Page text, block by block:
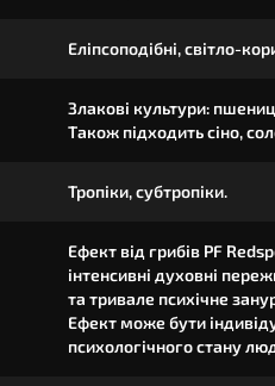
Еліпсоподібні, світло-
Злакові культури:
Також підходить сіно,
Тропіки, субтропіки.
Ефект від грибів PF
інтенсивні духовні
та тривале психічне
Ефект може бути
психологічного стану